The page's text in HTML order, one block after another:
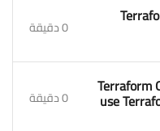
4. 0 دقيقة
5.
use 0 دقيقة